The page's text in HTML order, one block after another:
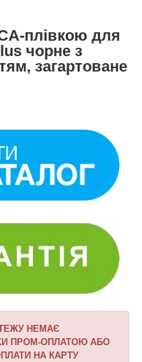
плівкою для
чорне з
загартоване
НЕМАЄ
ПРОМ-ОПЛАТОЮ АБО
НА КАРТУ